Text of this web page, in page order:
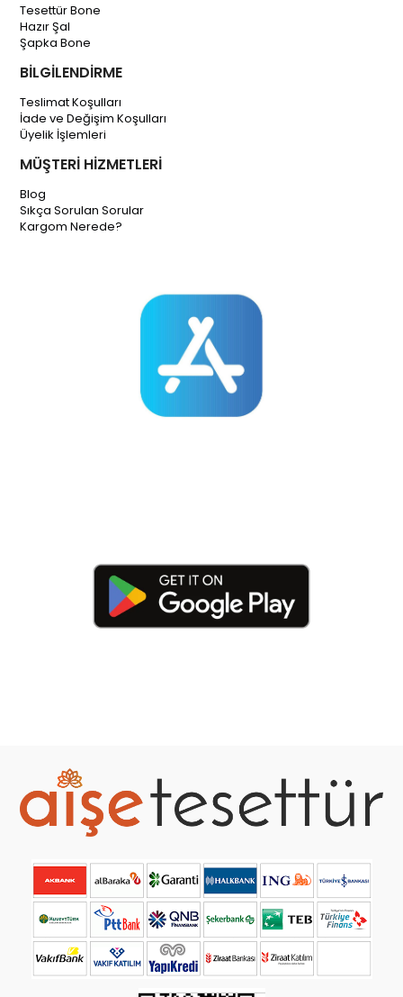
Tesettür Bone
Hazır Şal
Şapka Bone
BİLGİLENDİRME
Teslimat Koşulları
İade ve Değişim Koşulları
Üyelik İşlemleri
MÜŞTERİ HİZMETLERİ
Blog
Sıkça Sorulan Sorular
Kargom Nerede?